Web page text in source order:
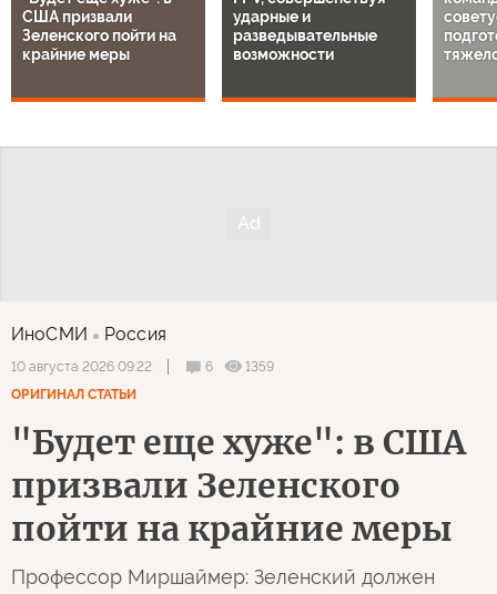
США призвали
Зеленского пойти на
крайние меры
ударные и
разведывательные
возможности
ИноСМИ Россия
10 августа 2026 09:22 6
1359
ОРИГИНАЛ СТАТЬИ
"Будет еще хуже": в США
призвали Зеленского
пойти на крайние меры
Профессор Миршаймер: Зеленский должен